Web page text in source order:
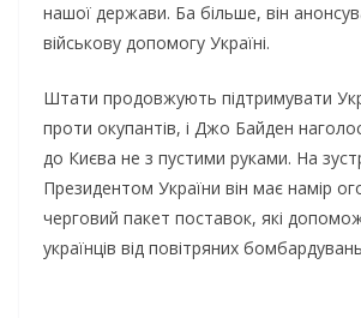
нашої держави. Ба більше, він
військову допомогу Україні.
Штати продовжують підтримувати
проти окупантів, і Джо Байден
до Києва не з пустими руками. На
Президентом України він має намір
черговий пакет поставок, які
українців від повітряних